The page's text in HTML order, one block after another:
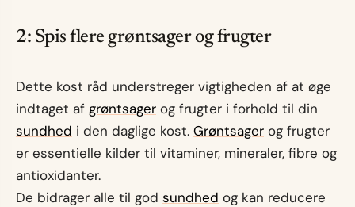
2: Spis flere grøntsager og frugter
Dette kost råd understreger vigtigheden af at øge
indtaget af grøntsager og frugter i forhold til din
sundhed i den daglige kost. Grøntsager og frugter
er essentielle kilder til vitaminer, mineraler, fibre og
antioxidanter.
De bidrager alle til god sundhed og kan reducere